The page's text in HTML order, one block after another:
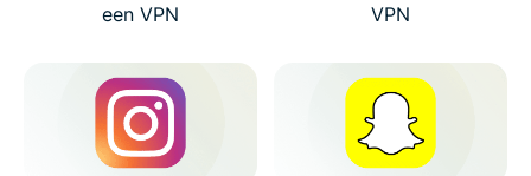
een VPN
VPN